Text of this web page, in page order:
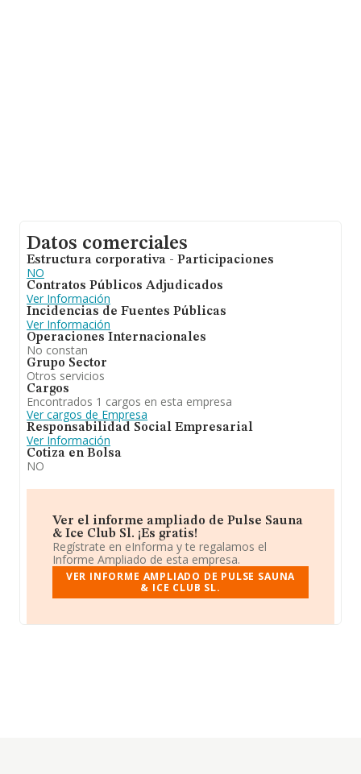
Datos comerciales
Estructura corporativa - Participaciones
NO
Contratos Públicos Adjudicados
Ver Información
Incidencias de Fuentes Públicas
Ver Información
Operaciones Internacionales
No constan
Grupo Sector
Otros servicios
Cargos
Encontrados 1 cargos en esta empresa
Ver cargos de Empresa
Responsabilidad Social Empresarial
Ver Información
Cotiza en Bolsa
NO
Ver el informe ampliado de Pulse Sauna
& Ice Club Sl. ¡Es gratis!
Regístrate en eInforma y te regalamos el
Informe Ampliado de esta empresa.
VER INFORME AMPLIADO DE PULSE SAUNA
& ICE CLUB SL.